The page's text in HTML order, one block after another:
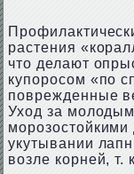
растения
что делают
купоросом «по
поврежденные
Уход за
морозостойкими
укутывании
возле корней,